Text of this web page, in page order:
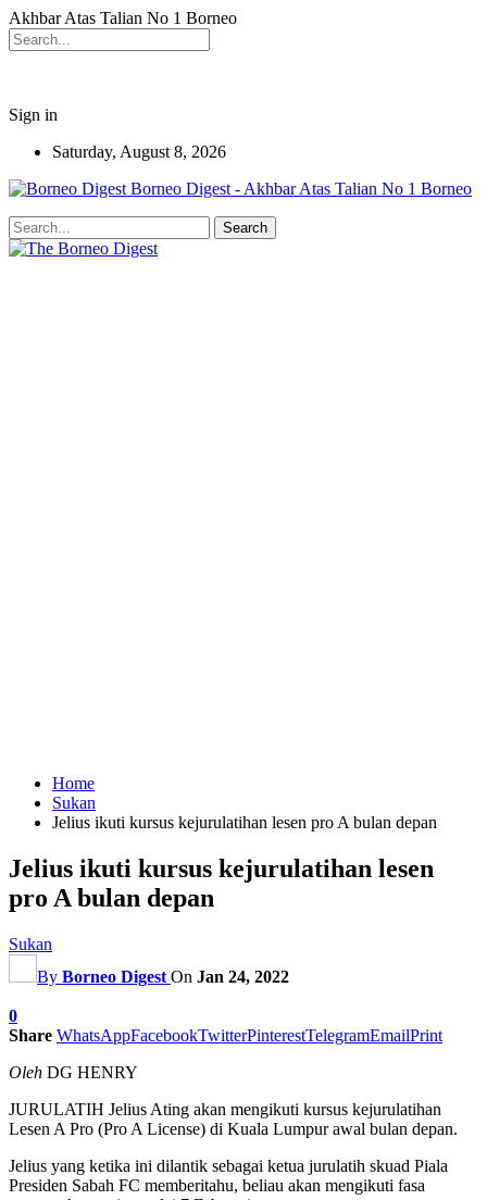
Akhbar Atas Talian No 1 Borneo
Sign in
Saturday, August 8, 2026
Borneo Digest - Akhbar Atas Talian No 1 Borneo
Home
Sukan
Jelius ikuti kursus kejurulatihan lesen pro A bulan depan
Jelius ikuti kursus kejurulatihan lesen
pro A bulan depan
Sukan
By Borneo Digest On Jan 24, 2022
0
Share WhatsAppFacebookTwitterPinterestTelegramEmailPrint
Oleh DG HENRY
JURULATIH Jelius Ating akan mengikuti kursus kejurulatihan
Lesen A Pro (Pro A License) di Kuala Lumpur awal bulan depan.
Jelius yang ketika ini dilantik sebagai ketua jurulatih skuad Piala
Presiden Sabah FC memberitahu, beliau akan mengikuti fasa